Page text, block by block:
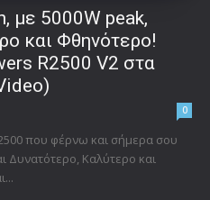
με 5000W peak,
και Φθηνότερο!
R2500 V2 στα
0
που φέρνω και σήμερα σου
Δυνατότερο, Καλύτερο και